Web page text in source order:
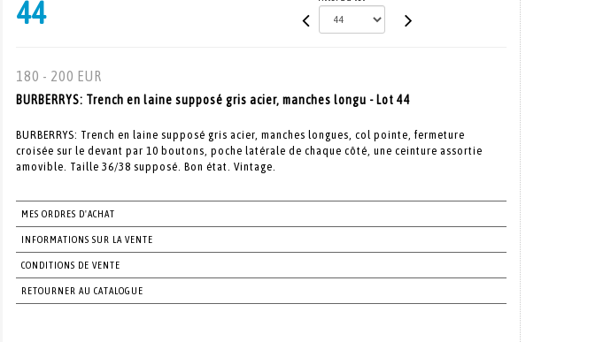
44
180 - 200 EUR
BURBERRYS: Trench en laine supposé gris acier, manches longu - Lot 44
BURBERRYS: Trench en laine supposé gris acier, manches longues, col pointe, fermeture
croisée sur le devant par 10 boutons, poche latérale de chaque côté, une ceinture assortie
amovible. Taille 36/38 supposé. Bon état. Vintage.
MES ORDRES D'ACHAT
INFORMATIONS SUR LA VENTE
CONDITIONS DE VENTE
RETOURNER AU CATALOGUE